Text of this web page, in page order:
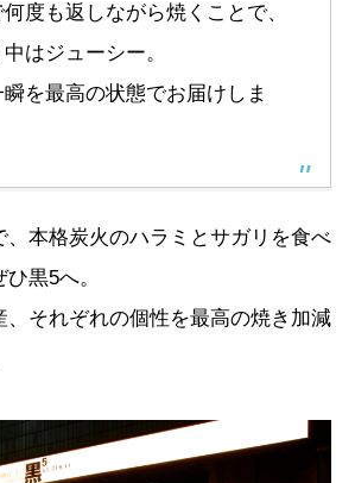
度も返しながら焼くことで、
はジューシー。
を最高の状態でお届けしま
、本格炭火のハラミとサガリを食べ
黒5へ。
、それぞれの個性を最高の焼き加減